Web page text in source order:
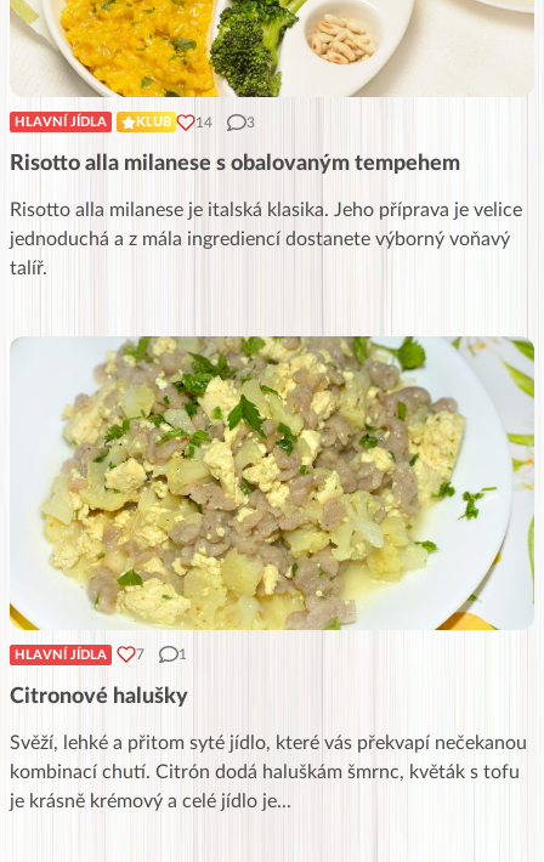
HLAVNÍ JÍDLA KLUB 14 3
Risotto alla milanese s obalovaným tempehem
Risotto alla milanese je italská klasika. Jeho příprava je velice
jednoduchá a z mála ingrediencí dostanete výborný voňavý
talíř.
HLAVNÍ JÍDLA 7 1
Citronové halušky
Svěží, lehké a přitom syté jídlo, které vás překvapí nečekanou
kombinací chutí. Citrón dodá haluškám šmrnc, květák s tofu
je krásně krémový a celé jídlo je...